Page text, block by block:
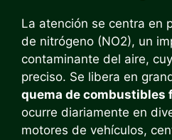
La atención se centra en
de nitrógeno (NO2​), un
contaminante del aire,
preciso. Se libera en
quema de combustibles
ocurre diariamente en
motores de vehículos,